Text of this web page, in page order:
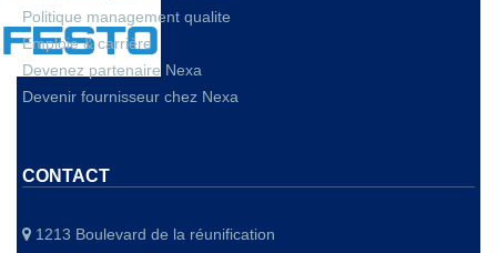
Politique management qualite
Emploie & carrière
Devenez partenaire Nexa
Devenir fournisseur chez Nexa
CONTACT
1213 Boulevard de la réunification